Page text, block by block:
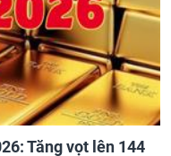
Tăng vọt lên 144